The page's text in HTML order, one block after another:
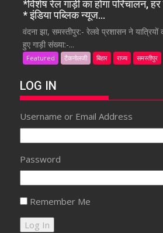
*विशेष रेल गाड़ी का होगा परिचालन,
* इंडिया पब्लिक न्यूज…
वंदना झा, समस्तीपुर:- रेलवे प्रशासन ने यात्रियों
हुए गाड़ी संख्या:-...
Featured टैकनोलजी बिहार राज्य समस्तीपुर
LOG IN
Username or Email Address
Password
Remember Me